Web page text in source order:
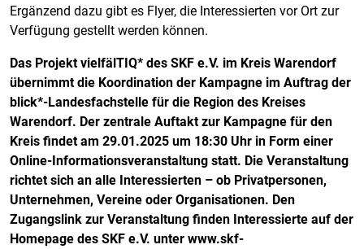
Ergänzend dazu gibt es Flyer, die Interessierten vor Ort zur
Verfügung gestellt werden können.
Das Projekt vielfälTIQ* des SKF e.V. im Kreis Warendorf
übernimmt die Koordination der Kampagne im Auftrag der
blick*-Landesfachstelle für die Region des Kreises
Warendorf. Der zentrale Auftakt zur Kampagne für den
Kreis findet am 29.01.2025 um 18:30 Uhr in Form einer
Online-Informationsveranstaltung statt. Die Veranstaltung
richtet sich an alle Interessierten – ob Privatpersonen,
Unternehmen, Vereine oder Organisationen. Den
Zugangslink zur Veranstaltung finden Interessierte auf der
Homepage des SKF e.V. unter www.skf-